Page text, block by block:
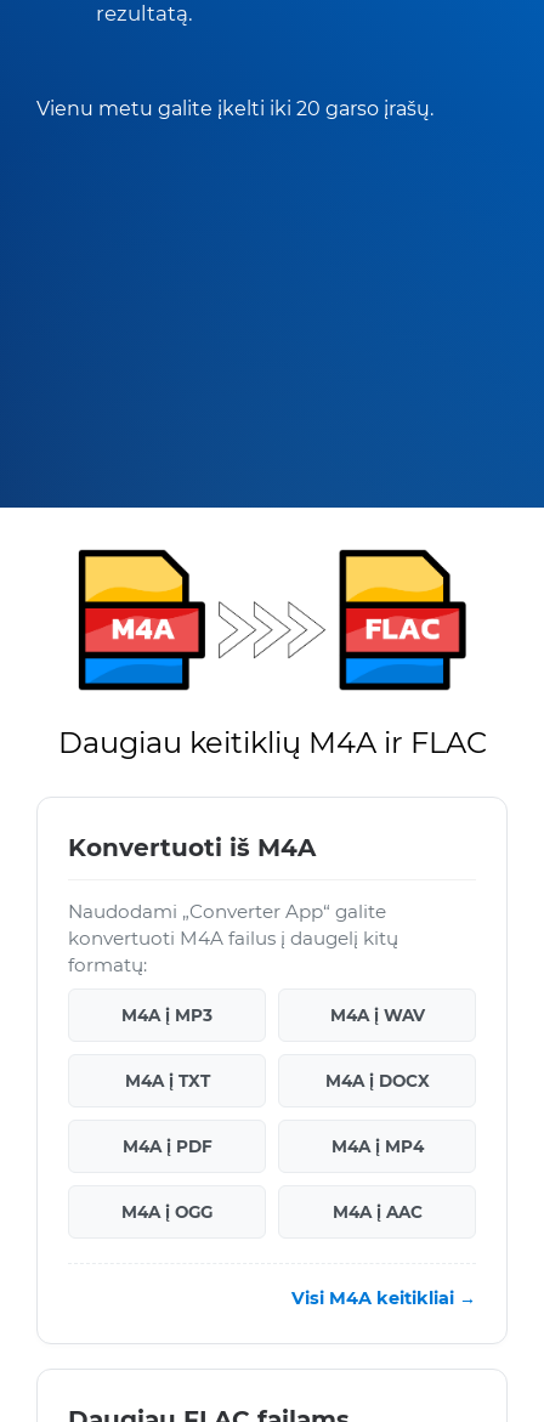
rezultatą.
Vienu metu galite įkelti iki 20 garso įrašų.
Daugiau keitiklių M4A ir FLAC
Konvertuoti iš M4A
Naudodami „Converter App“ galite
konvertuoti M4A failus į daugelį kitų
formatų:
M4A į MP3 M4A į WAV
M4A į TXT M4A į DOCX
M4A į PDF M4A į MP4
M4A į OGG M4A į AAC
Visi M4A keitikliai →